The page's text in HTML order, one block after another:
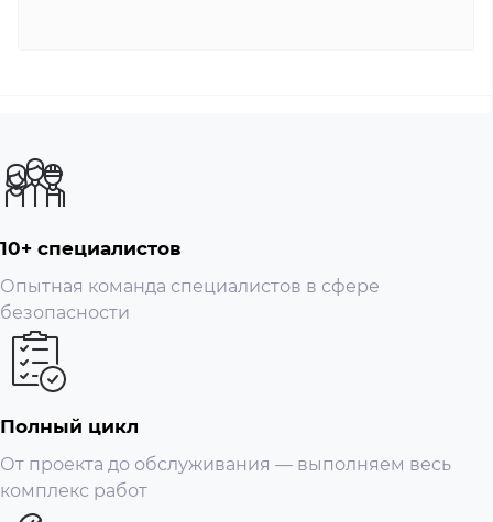
10+ специалистов
Опытная команда специалистов в сфере
безопасности
Полный цикл
От проекта до обслуживания — выполняем весь
комплекс работ